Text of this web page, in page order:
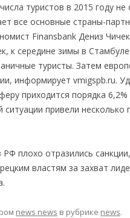
туристов в 2015 году
все основные страны-
Finansbank Дениз
к середине зимы в
туристы. Затем
информирует vmigspb.ru.
приходится порядка
ситуации привели несколько
плохо отразились
властям за захват
news news в рубрике news.